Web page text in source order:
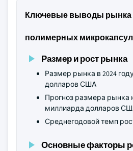
Ключевые выводы рынка
полимерных микрокапсул
Размер и рост рынка
Размер рынка в 2024
долларов США
Прогноз размера рынка
миллиарда долларов
Среднегодовой темп
Основные факторы